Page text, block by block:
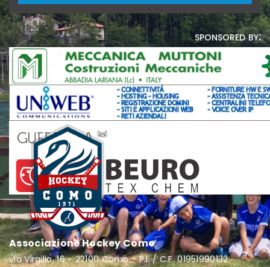
sponsored by:
Associazione Hockey Como
via Virgilio, 16 - 22100 Como - P.I. / C.F. 01951990132